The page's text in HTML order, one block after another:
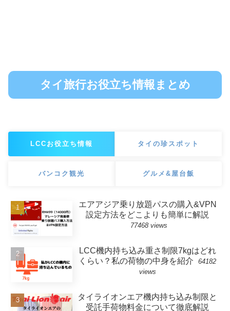
タイ旅行お役立ち情報まとめ
LCCお役立ち情報 タイの珍スポット
バンコク観光 グルメ&屋台飯
エアアジア乗り放題パスの購入&VPN
設定方法をどこよりも簡単に解説
77468 views
LCC機内持ち込み重さ制限7kgはどれ
くらい？私の荷物の中身を紹介
64182
views
タイライオンエア機内持ち込み制限と
受託手荷物料金について徹底解説